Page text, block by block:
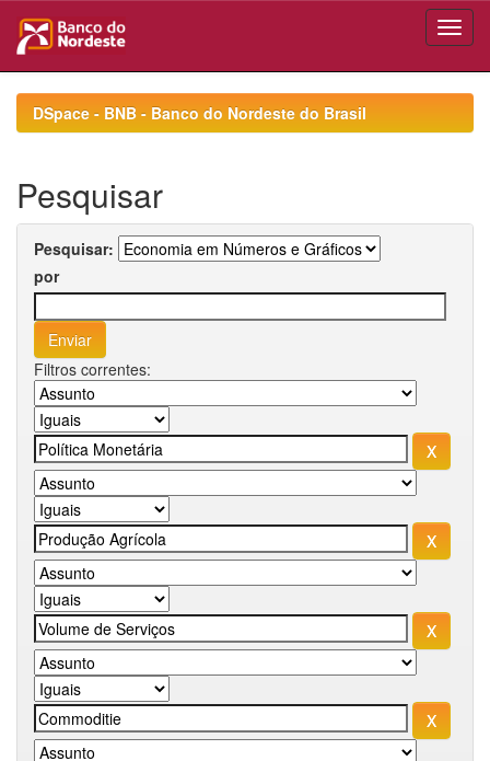
navigationDSpace - BNB - Banco do Nordeste do Brasil
Pesquisar
Pesquisar:
por
Filtros correntes: